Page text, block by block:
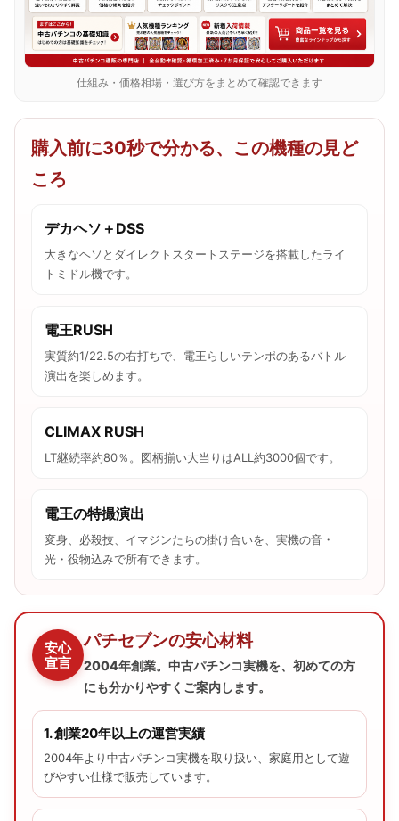
仕組み・価格相場・選び方をまとめて確認できます
購入前に30秒で分かる、この機種の見ど
ころ
デカヘソ＋DSS
大きなヘソとダイレクトスタートステージを搭載したライ
トミドル機です。
電王RUSH
実質約1/22.5の右打ちで、電王らしいテンポのあるバトル
演出を楽しめます。
CLIMAX RUSH
LT継続率約80％。図柄揃い大当りはALL約3000個です。
電王の特撮演出
変身、必殺技、イマジンたちの掛け合いを、実機の音・
光・役物込みで所有できます。
安心
宣言
パチセブンの安心材料
2004年創業。中古パチンコ実機を、初めての方
にも分かりやすくご案内します。
1. 創業20年以上の運営実績
2004年より中古パチンコ実機を取り扱い、家庭用として遊
びやすい仕様で販売しています。